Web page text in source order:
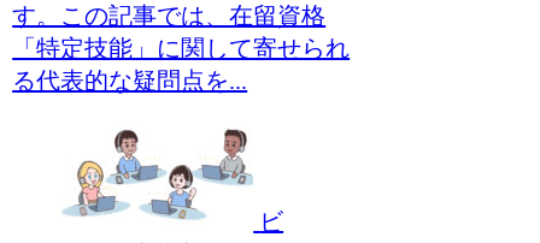
す。この記事では、在留資格
「特定技能」に関して寄せられ
る代表的な疑問点を...
ビ